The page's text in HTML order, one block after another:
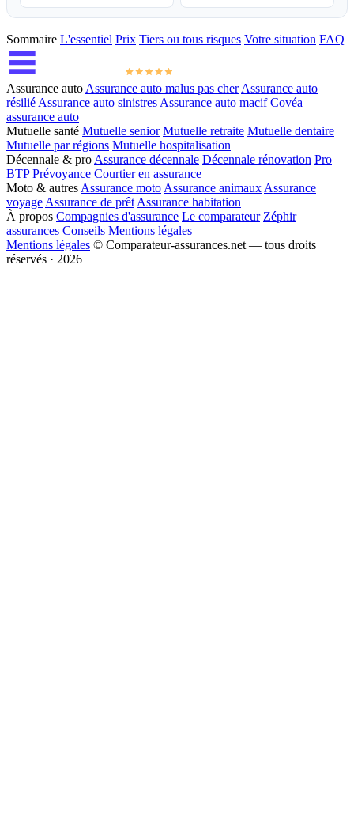
Sommaire L'essentiel Prix Tiers ou tous risques Votre situation FAQ
Assurance auto Assurance auto malus pas cher Assurance auto
résilié Assurance auto sinistres Assurance auto macif Covéa
assurance auto
Mutuelle santé Mutuelle senior Mutuelle retraite Mutuelle dentaire
Mutuelle par régions Mutuelle hospitalisation
Décennale & pro Assurance décennale Décennale rénovation Pro
BTP Prévoyance Courtier en assurance
Moto & autres Assurance moto Assurance animaux Assurance
voyage Assurance de prêt Assurance habitation
À propos Compagnies d'assurance Le comparateur Zéphir
assurances Conseils Mentions légales
Mentions légales © Comparateur-assurances.net — tous droits
réservés · 2026